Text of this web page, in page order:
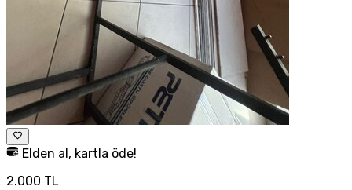
Elden al, kartla öde!
2.000 TL